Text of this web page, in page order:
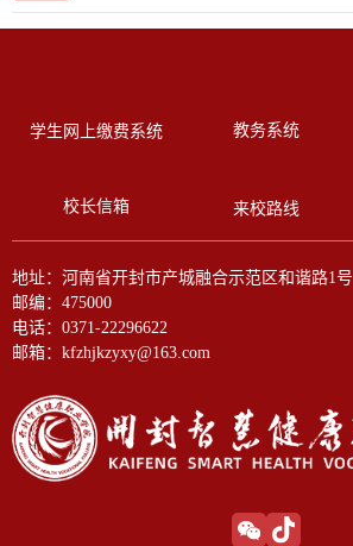
学生网上缴费系统 教务系统
校长信箱 来校路线
地址：河南省开封市产城融合示范区和谐路1号
邮编：475000
电话：0371-22296622
邮箱：kfzhjkzyxy@163.com